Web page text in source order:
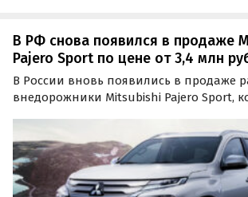
В РФ снова появился в продаже
Pajero Sport по цене от 3,4 млн
В России вновь появились в продаже
внедорожники Mitsubishi Pajero Sport,
официально. Цены на них на одном из
объявлений начинаются от 3 400 000
портал…